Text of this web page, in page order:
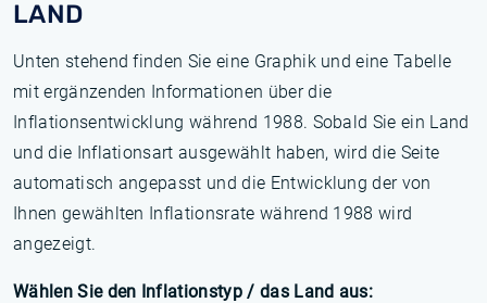
LAND
Unten stehend finden Sie eine Graphik und eine Tabelle
mit ergänzenden Informationen über die
Inflationsentwicklung während 1988. Sobald Sie ein Land
und die Inflationsart ausgewählt haben, wird die Seite
automatisch angepasst und die Entwicklung der von
Ihnen gewählten Inflationsrate während 1988 wird
angezeigt.
Wählen Sie den Inflationstyp / das Land aus: